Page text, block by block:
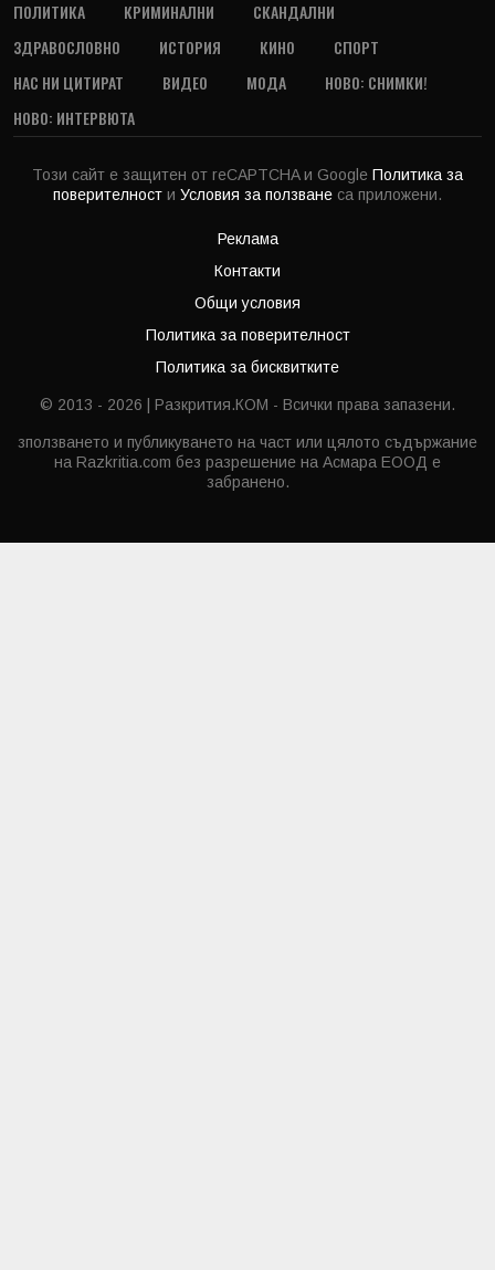
ПОЛИТИКА КРИМИНАЛНИ
СКАНДАЛНИ
ЗДРАВОСЛОВНО
ИСТОРИЯ КИНО
СПОРТ
НАС НИ ЦИТИРАТ
ВИДЕО МОДА
НОВО: СНИМКИ!
НОВО: ИНТЕРВЮТА
Този сайт е защитен от reCAPTCHA и Google Политика за
поверителност и Условия за ползване са приложени.
Реклама
Контакти
Общи условия
Политика за поверителност
Политика за бисквитките
© 2013 - 2026 | Разкрития.КОМ - Всички права запазени.
зползването и публикуването на част или цялото съдържание
на Razkritia.com без разрешение на Асмара ЕООД е
забранено.